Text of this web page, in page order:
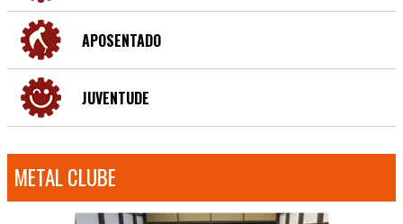
APOSENTADO
JUVENTUDE
METAL CLUBE